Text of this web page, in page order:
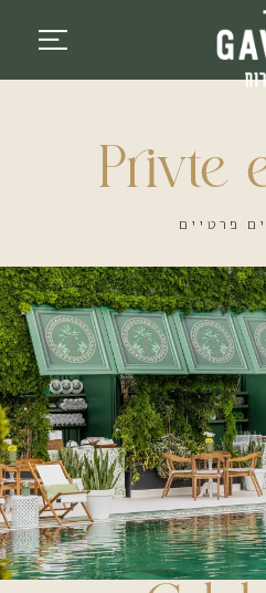
Privte
פרטיים